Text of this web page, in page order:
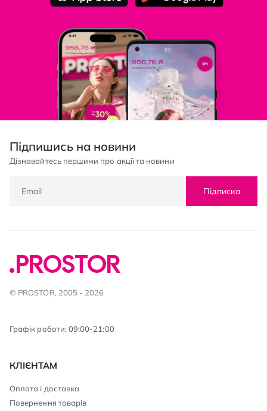
Підпишись на новини
Дізнавайтесь першими про акції та новини
Підписка
© PROSTOR, 2005 - 2026
Графік роботи: 09:00-21:00
КЛІЄНТАМ
Оплата і доставка
Повернення товарів